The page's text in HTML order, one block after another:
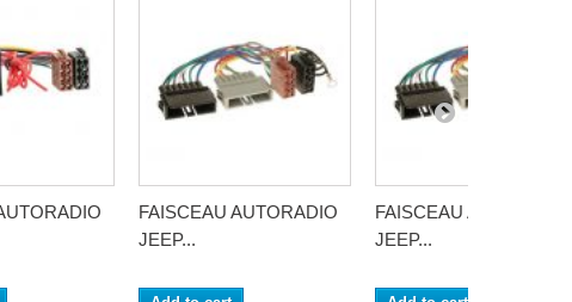
FAISCEAU AUTORADIO
JEEP...
FAISCEAU
JEEP...